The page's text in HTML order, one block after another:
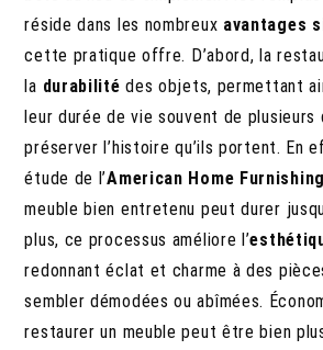
réside dans les nombreux avantages
cette pratique offre. D’abord, la
la durabilité des objets, permettant
leur durée de vie souvent de plusieurs
préserver l’histoire qu’ils portent. En
étude de l’American Home
meuble bien entretenu peut durer
plus, ce processus améliore l’
redonnant éclat et charme à des
sembler démodées ou abîmées.
restaurer un meuble peut être bien